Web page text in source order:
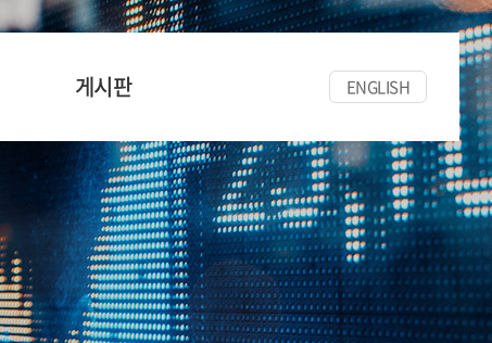
게시판
공지사항
세미나/워크숍
한양경금뉴스
자료실
ENGLISH